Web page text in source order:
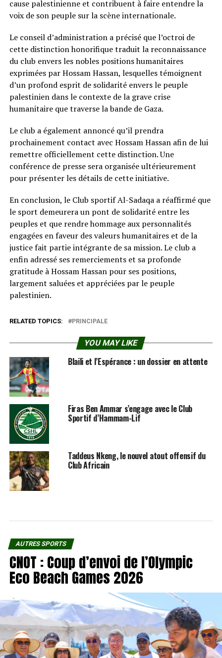
cause palestinienne et contribuent à faire entendre la
voix de son peuple sur la scène internationale.
Le conseil d’administration a précisé que l’octroi de
cette distinction honorifique traduit la reconnaissance
du club envers les nobles positions humanitaires
exprimées par Hossam Hassan, lesquelles témoignent
d’un profond esprit de solidarité envers le peuple
palestinien dans le contexte de la grave crise
humanitaire que traverse la bande de Gaza.
Le club a également annoncé qu’il prendra
prochainement contact avec Hossam Hassan afin de lui
remettre officiellement cette distinction. Une
conférence de presse sera organisée ultérieurement
pour présenter les détails de cette initiative.
En conclusion, le Club sportif Al-Sadaqa a réaffirmé que
le sport demeurera un pont de solidarité entre les
peuples et que rendre hommage aux personnalités
engagées en faveur des valeurs humanitaires et de la
justice fait partie intégrante de sa mission. Le club a
enfin adressé ses remerciements et sa profonde
gratitude à Hossam Hassan pour ses positions,
largement saluées et appréciées par le peuple
palestinien.
RELATED TOPICS: PRINCIPALE
YOU MAY LIKE
Blaili et l’Espérance : un dossier en attente
Firas Ben Ammar s’engage avec le Club
Sportif d’Hammam-Lif
Taddeus Nkeng, le nouvel atout offensif du
Club Africain
AUTRES SPORTS
CNOT : Coup d’envoi de l’Olympic
Eco Beach Games 2026